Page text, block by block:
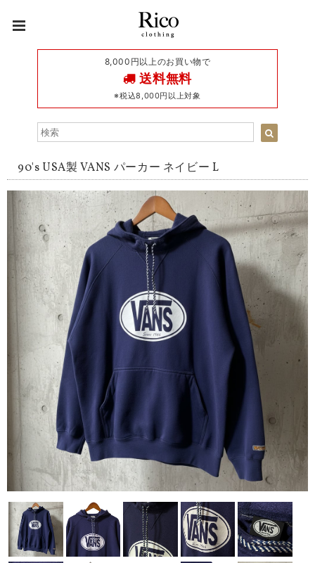
8,000円以上のお買い物で
送料無料
※税込8,000円以上対象
90's USA製 VANS パーカー ネイビー L